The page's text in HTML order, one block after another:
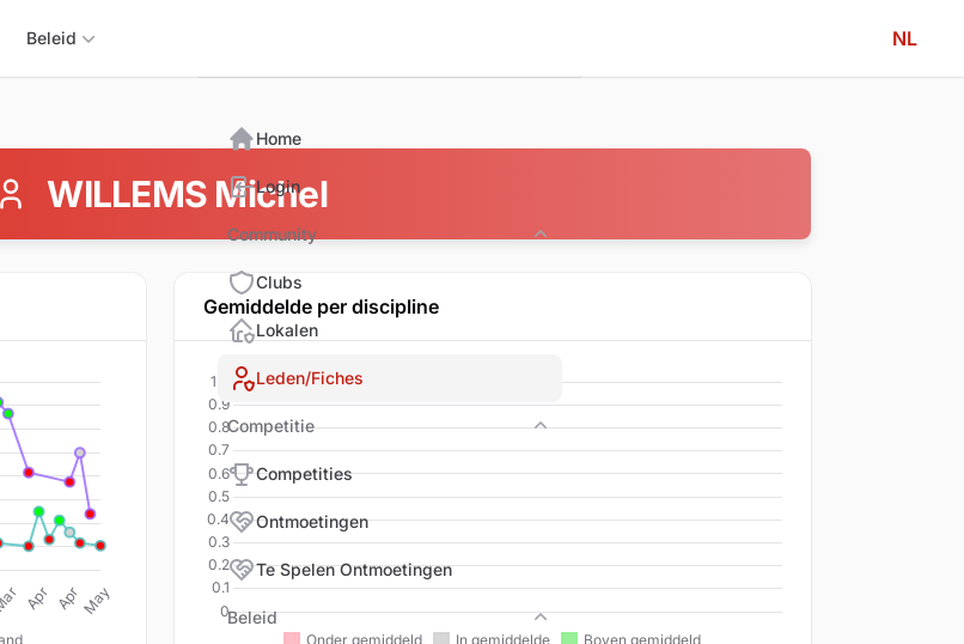
Beleid NL
WILLEMS Michel
Gemiddelde per discipline
Home
Login
Community
Community
Clubs
Lokalen
Leden/Fiches
Competitie
Competities
Ontmoetingen
Te Spelen Ontmoetingen
Beleid
Beleid